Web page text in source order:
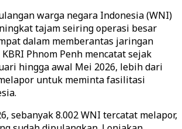
warga negara Indonesia (WNI)
tajam seiring operasi besar
dalam memberantas jaringan
Phnom Penh mencatat sejak
hingga awal Mei 2026, lebih dari
untuk meminta fasilitasi
sebanyak 8.002 WNI tercatat melapor,